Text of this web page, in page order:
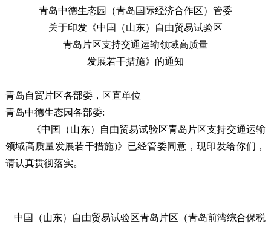
青岛中德生态园（青岛国际经济合作区）管委
关于印发《中国（山东）自由贸易试验区
青岛片区支持交通运输领域高质量
发展若干措施》的通知
青岛自贸片区各部委，区直单位
青岛中德生态园各部委:
《中国（山东）自由贸易试验区青岛片区支持交通运输
领域高质量发展若干措施)》 已经管委同意，现印发给你们，
请认真贯彻落实。
中国（山东）自由贸易试验区青岛片区 （青岛前湾综合保税